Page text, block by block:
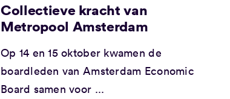
Collectieve kracht van
Metropool Amsterdam
Op 14 en 15 oktober kwamen de
boardleden van Amsterdam Economic
Board samen voor ...